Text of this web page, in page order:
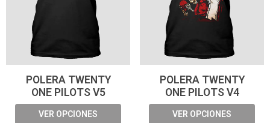
POLERA TWENTY
ONE PILOTS V5
VER OPCIONES
POLERA TWENTY
ONE PILOTS V4
VER OPCIONES